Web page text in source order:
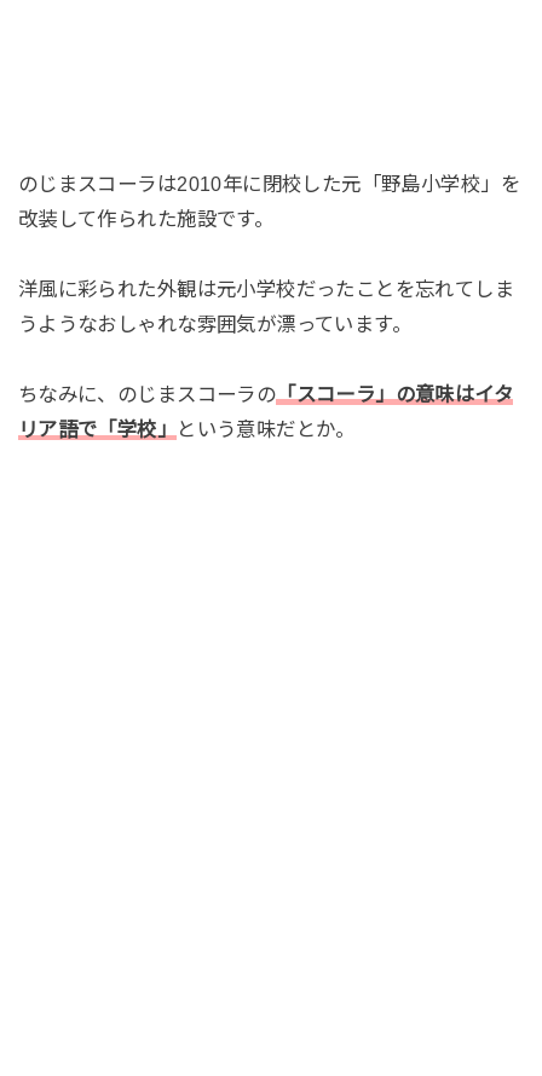
のじまスコーラは2010年に閉校した元「野島小学校」を
改装して作られた施設です。
洋風に彩られた外観は元小学校だったことを忘れてしま
うようなおしゃれな雰囲気が漂っています。
ちなみに、のじまスコーラの「スコーラ」の意味はイタ
リア語で「学校」
という意味だとか。